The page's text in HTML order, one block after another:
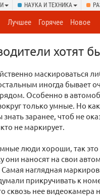
НАУКА И ТЕХНИКА
Лучшее Горячее Новое
хотят
маскироваться
иногда бывает
Особенно в
только умные. Но
знать заранее, чтоб не
не маркирует.
люди хороши, так
они наносят на свои
Самая наглядная
прикручивать к
сквозь нее